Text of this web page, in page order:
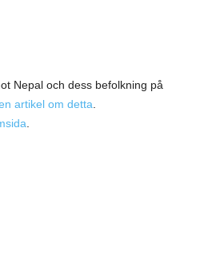
Nepal och dess befolkning på
artikel om detta